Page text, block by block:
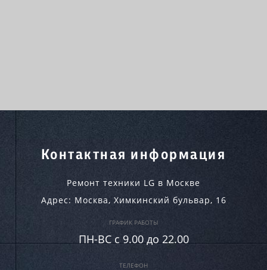
Контактная информация
Ремонт техники LG в Москве
Адрес: Москва, Химкинский бульвар, 16
ГРАФИК РАБОТЫ
ПН-ВC c 9.00 до 22.00
ТЕЛЕФОН